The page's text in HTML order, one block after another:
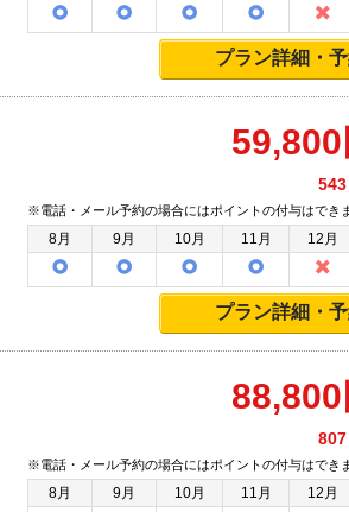
プラン詳細・
59,800
543
※電話・メール予約の場合にはポイントの付与はでき
8月 9月 10月 11月 12月
プラン詳細・
88,800
807
※電話・メール予約の場合にはポイントの付与はでき
8月 9月 10月 11月 12月